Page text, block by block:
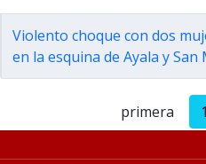
Violento choque con dos
en la esquina de Ayala y San
primera 1